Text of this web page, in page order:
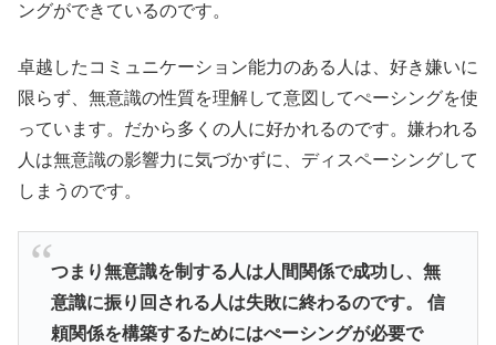
ングができているのです。
卓越したコミュニケーション能力のある人は、好き嫌いに
限らず、無意識の性質を理解して意図してぺーシングを使
っています。だから多くの人に好かれるのです。嫌われる
人は無意識の影響力に気づかずに、ディスペーシングして
しまうのです。
つまり無意識を制する人は人間関係で成功し、無
意識に振り回される人は失敗に終わるのです。 信
頼関係を構築するためにはぺーシングが必要で